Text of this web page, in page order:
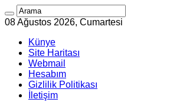
08 Ağustos 2026, Cumartesi
Künye
Site Haritası
Webmail
Hesabım
Gizlilik Politikası
İletişim